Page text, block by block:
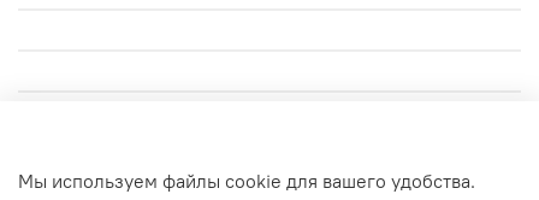
Мы используем файлы cookie для вашего удобства.